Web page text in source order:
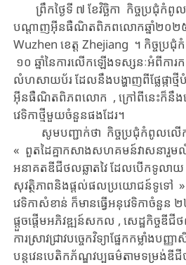
ព្រឹក​ថ្ងៃទី ៧ ខែ​វិច្ឆិកា ​កិច្ចប្រជុំ​កំពូ
បណ្តាញអ៊ីនធឺណិត​​​ពិភពលោក​​ឆ្នាំ២០២៥​
Wuzhen ​ខេត្ត Zhejiang ​។ ​​កិច្ចប្រជុំ​
១០ ឆ្នាំ​នៃ​ការលើកឡើង​ទស្សនៈ​​អំពី​​ក
លំហ​សាយប័រ​​ ​ដែល​នឹង​បង្ហាញ​ពី​ផ្លែ​ផ្កា​​​
អ៊ីនធឺណិត​ពិភពលោក​ ​, ​​ក្រៅពីនេះ​ក៏​នឹង​​រ
វេទិកា​ថ្មី​មួយចំនួន​ផងដែរ​។
សូមបញ្ជាក់ថា ​កិច្ចប្រជុំ​កំពូល​លើក​នេ
« ​ពួតដៃគ្នា​កសាង​​សហគមន៍​​វាសនា​
អនាគត​ឌីជីថល​​ឆ្លាតវៃ​ ដែល​បើកទូលាយ
សុវត្ថិភាព​​និង​ផ្តល់ផលប្រយោជន៍ទូទៅ
វេទិកា​សំខាន់ ​​​ក៏​មាន​​ធ្វើ​អនុ​វេទិកា​ចំនួ
ផ្តួចផ្តើម​អភិវឌ្ឍន៍​សកល ​​, ​សេដ្ឋកិច្ច​ឌី
ការស្រាវជ្រាវ​បច្ចេកវិទ្យា​​ផ្នែក​កម្លាំង​ប
បន្តវេន​​បេតិកភ័ណ្ឌ​វប្បធម៌​តាម​ទម្រង់​​ឌី